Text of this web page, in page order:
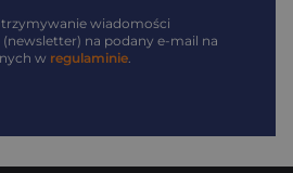
wiadomości
na podany e-mail na
w regulaminie